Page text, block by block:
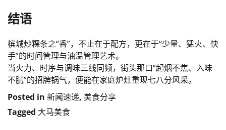
结语
槟城炒粿条之“香”，不止在于配方，更在于“少量、猛火、快
手”的时间管理与油温管理艺术。
当火力、时序与调味三线同频，街头那口“起烟不焦、入味
不腻”的招牌锅气，便能在家庭炉灶重现七八分风采。
Posted in 新闻速递, 美食分享
Tagged 大马美食